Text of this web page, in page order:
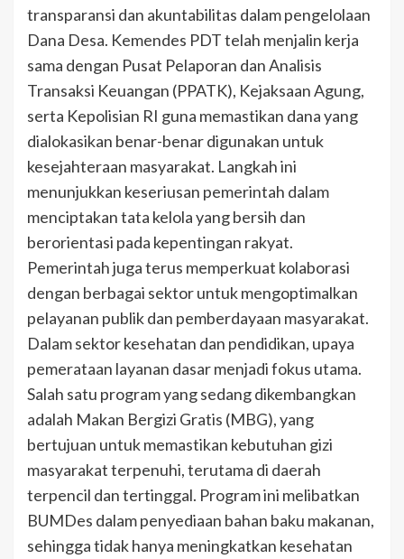
transparansi dan akuntabilitas dalam pengelolaan
Dana Desa. Kemendes PDT telah menjalin kerja
sama dengan Pusat Pelaporan dan Analisis
Transaksi Keuangan (PPATK), Kejaksaan Agung,
serta Kepolisian RI guna memastikan dana yang
dialokasikan benar-benar digunakan untuk
kesejahteraan masyarakat. Langkah ini
menunjukkan keseriusan pemerintah dalam
menciptakan tata kelola yang bersih dan
berorientasi pada kepentingan rakyat.
Pemerintah juga terus memperkuat kolaborasi
dengan berbagai sektor untuk mengoptimalkan
pelayanan publik dan pemberdayaan masyarakat.
Dalam sektor kesehatan dan pendidikan, upaya
pemerataan layanan dasar menjadi fokus utama.
Salah satu program yang sedang dikembangkan
adalah Makan Bergizi Gratis (MBG), yang
bertujuan untuk memastikan kebutuhan gizi
masyarakat terpenuhi, terutama di daerah
terpencil dan tertinggal. Program ini melibatkan
BUMDes dalam penyediaan bahan baku makanan,
sehingga tidak hanya meningkatkan kesehatan